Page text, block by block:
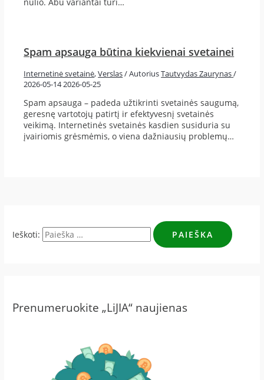
Spam apsauga būtina kiekvienai svetainei
Internetinė svetainė,Verslas/ AutoriusTautvydas Zaurynas/
2026-05-142026-05-25
Spam apsauga – padeda užtikrinti svetainės saugumą,
geresnę vartotojų patirtį ir efektyvesnį svetainės
veikimą. Internetinės svetainės kasdien susiduria su
įvairiomis grėsmėmis, o viena dažniausių problemų…
Ieškoti:
Prenumeruokite „LiJIA“ naujienas